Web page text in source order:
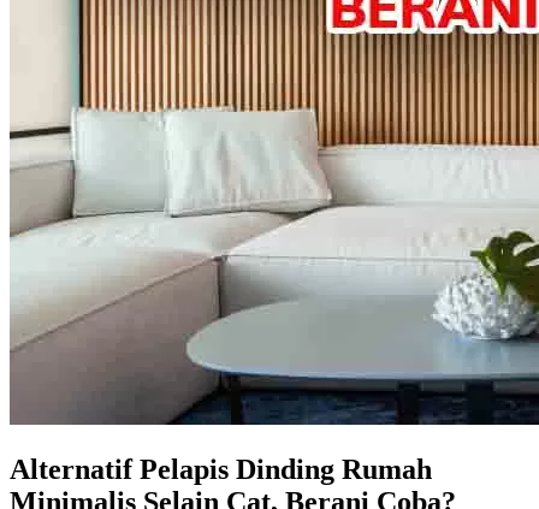
Alternatif Pelapis Dinding Rumah
Minimalis Selain Cat, Berani Coba?